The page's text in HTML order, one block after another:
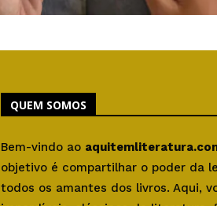
QUEM SOMOS
Bem-vindo ao
objetivo é compartilhar o poder da
todos os amantes dos livros. Aqui,